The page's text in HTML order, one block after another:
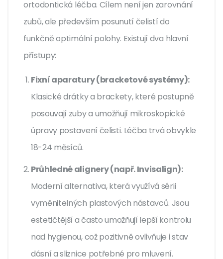
ortodontická léčba. Cílem není jen zarovnání
zubů, ale především posunutí čelistí do
funkčně optimální polohy. Existují dva hlavní
přístupy:
Fixní aparatury (bracketové systémy):
Klasické drátky a brackety, které postupně
posouvají zuby a umožňují mikroskopické
úpravy postavení čelisti. Léčba trvá obvykle
18-24 měsíců.
Průhledné alignery (např. Invisalign):
Moderní alternativa, která využívá sérii
vyměnitelných plastových nástavců. Jsou
estetičtější a často umožňují lepší kontrolu
nad hygienou, což pozitivně ovlivňuje i stav
dásní a sliznice potřebné pro mluvení.